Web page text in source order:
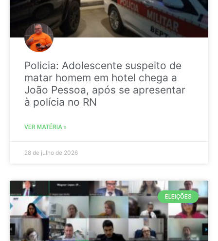
Policia: Adolescente suspeito de
matar homem em hotel chega a
João Pessoa, após se apresentar
à polícia no RN
VER MATÉRIA »
28 de julho de 2026
ELEIÇÕES